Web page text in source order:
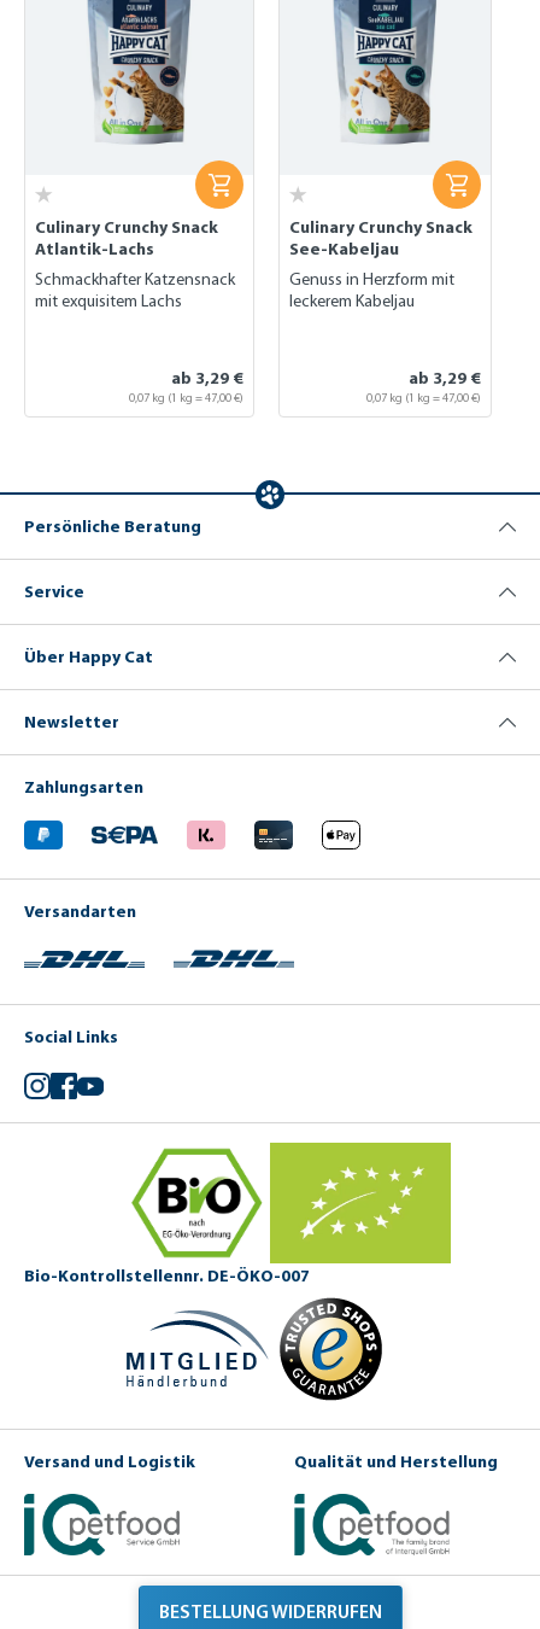
Culinary Crunchy Snack
Atlantik-Lachs
Schmackhafter Katzensnack
mit exquisitem Lachs
ab 3,29 €
0,07 kg (1 kg = 47,00 €)
Culinary Crunchy Snack
See-Kabeljau
Genuss in Herzform mit
leckerem Kabeljau
ab 3,29 €
0,07 kg (1 kg = 47,00 €)
Persönliche Beratung
Service
Über Happy Cat
Newsletter
Zahlungsarten
Versandarten
Social Links
Instagram
Facebook
YouTube
Bio-Kontrollstellennr. DE-ÖKO-007
Versand und Logistik Qualität und Herstellung
BESTELLUNG WIDERRUFEN